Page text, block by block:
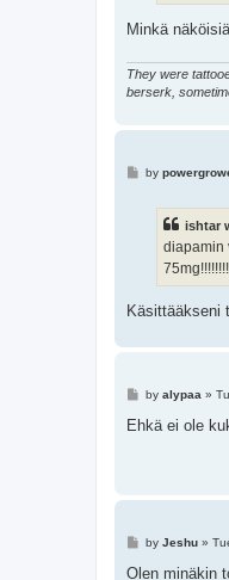
Minkä
They were
berserk,
Pby
ishtar
diapamin
Käsittääkseni
P
s
by alypaa »
Ehkä ei ole
P
s
by Jeshu»
Olen minäkin